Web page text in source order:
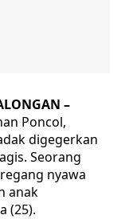
–
Poncol,
digegerkan
Seorang
nyawa
anak
(25).